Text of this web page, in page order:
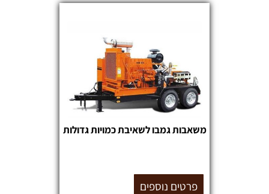
משאבות גמבו לשאיבת כמויות גדולות
פרטים נוספים